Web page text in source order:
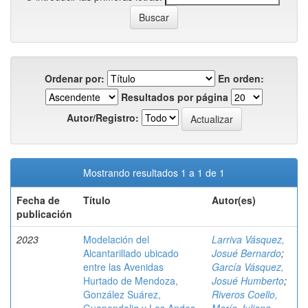
Ordenar por:
En orden:
Resultados por página
Autor/Registro:
Mostrando resultados 1 a 1 de 1
Fecha de
publicación
Título Autor(es)
2023
Modelación del
Alcantarillado ubicado
entre las Avenidas
Hurtado de Mendoza,
González Suárez,
Larriva Vásquez,
Josué Bernardo;
García Vásquez,
Josué Humberto;
Riveros Coello,